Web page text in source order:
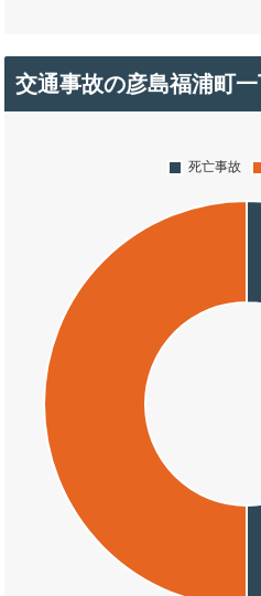
交通事故の彦島福浦町